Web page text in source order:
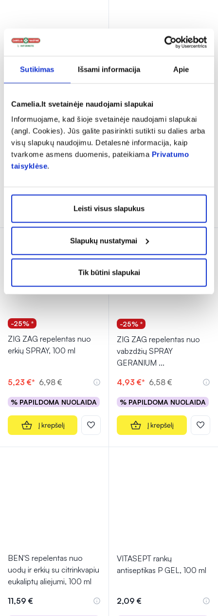
Sutikimas Išsami informacija Apie
Camelia.lt svetainėje naudojami slapukai
Informuojame, kad šioje svetainėje naudojami slapukai
(angl. Cookies). Jūs galite pasirinkti sutikti su dalies arba
visų slapukų naudojimu. Detalesnė informacija, kaip
tvarkome asmens duomenis, pateikiama Privatumo
taisyklėse.
Leisti visus slapukus
Slapukų nustatymai
Tik būtini slapukai
VALENTIS odos tirpalas
BRILIANTINIS ŽALIASIS 10
mg/ml, 10 ml
Įvertinimas 5.0 iš 5
(2)
1,49 €
FREE aerozolis nuo
vabzdžių, 50 ml
-25% *
ZIG ZAG repelentas nuo
erkių SPRAY, 100 ml
5,23 €* 6,98 €
% PAPILDOMA NUOLAIDA
Į krepšelį
Tik internete
-25% *
ZIG ZAG repelentas nuo
vabzdžių SPRAY
GERANIUM ...
4,93 €* 6,58 €
% PAPILDOMA NUOLAIDA
Į krepšelį
BEN'S repelentas nuo
uodų ir erkių su citrinkvapiu
eukaliptų aliejumi, 100 ml
11,59 €
VITASEPT rankų
antiseptikas P GEL, 100 ml
2,09 €